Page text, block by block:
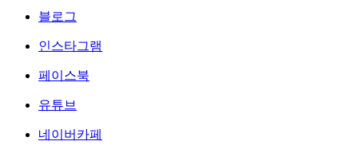
블로그
인스타그램
페이스북
유튜브
네이버카페